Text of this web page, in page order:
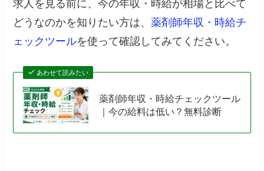
求人を見る前に、今の年収・時給が相場と比べて
どうなのかを知りたい方は、薬剤師年収・時給チ
ェックツールを使って確認してみてください。
あわせて読みたい
薬剤師年収・時給チェックツール
｜今の給料は低い？無料診断